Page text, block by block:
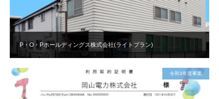
P・O・Pホールディングス株式会社(ライトプラン)
令和3年度事業